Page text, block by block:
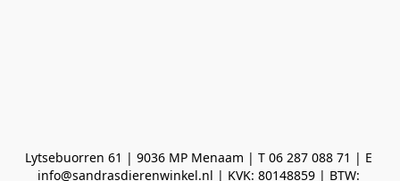
Lytsebuorren 61 | 9036 MP Menaam | T 06 287 088 71 | E
info@sandrasdierenwinkel.nl | KVK: 80148859 | BTW: